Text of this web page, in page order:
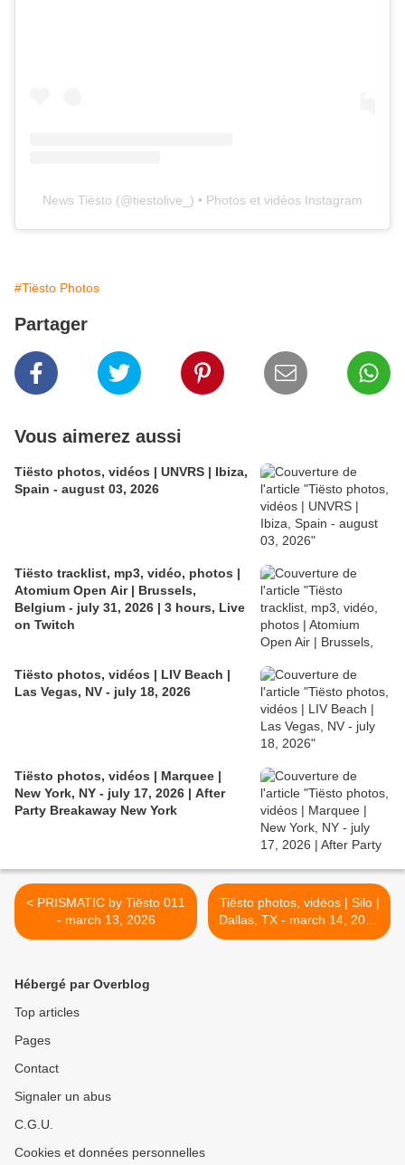
News Tiësto (@tiestolive_ ) • Photos et vidéos Instagram
#Tiësto Photos
Partager
Vous aimerez aussi
Tiësto photos, vidéos | UNVRS | Ibiza,
Spain - august 03, 2026
Tiësto tracklist, mp3, vidéo, photos |
Atomium Open Air | Brussels,
Belgium - july 31, 2026 | 3 hours, Live
on Twitch
Tiësto photos, vidéos | LIV Beach |
Las Vegas, NV - july 18, 2026
Tiësto photos, vidéos | Marquee |
New York, NY - july 17, 2026 | After
Party Breakaway New York
< PRISMATIC by Tiësto 011
- march 13, 2026
Tiësto photos, vidéos | Silo |
Dallas, TX - march 14, 2026
>
Hébergé par Overblog
Top articles
Pages
Contact
Signaler un abus
C.G.U.
Cookies et données personnelles